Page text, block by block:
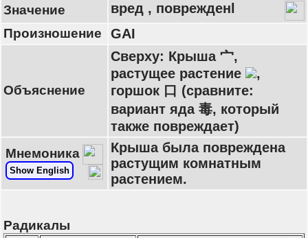
Значение вред , поврежденl
Произношение GAI
Объяснение
Сверху: Крыша 宀,
растущее растение
,
горшок 口 (сравните:
вариант яда 毒, который
также повреждает)
Мнемоника
Show English
Крыша была повреждена
растущим комнатным
растением.
Радикалы